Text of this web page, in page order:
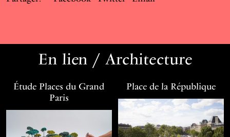
En lien / Architecture
Étude Places du Grand
Paris
Place de la République